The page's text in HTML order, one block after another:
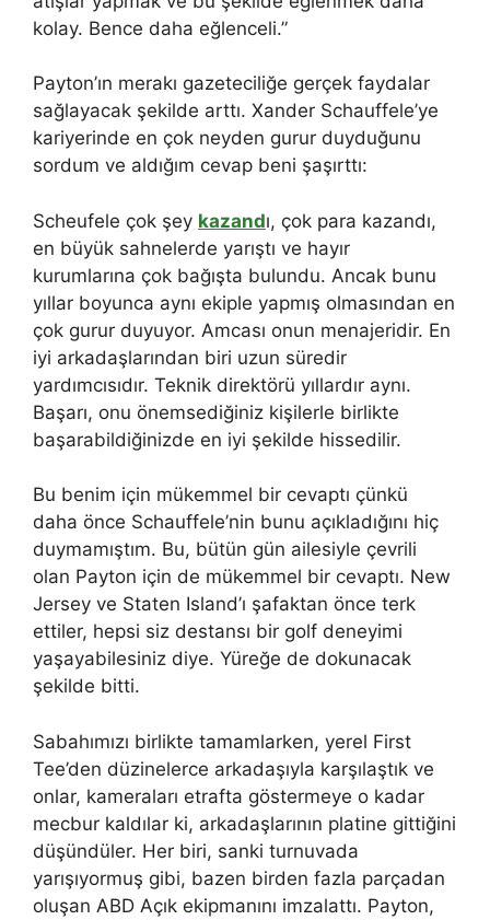
kolay. Bence daha eğlenceli.”
Payton’ın merakı gazeteciliğe gerçek faydalar
sağlayacak şekilde arttı. Xander Schauffele’ye
kariyerinde en çok neyden gurur duyduğunu
sordum ve aldığım cevap beni şaşırttı:
Scheufele çok şey kazandı, çok para kazandı,
en büyük sahnelerde yarıştı ve hayır
kurumlarına çok bağışta bulundu. Ancak bunu
yıllar boyunca aynı ekiple yapmış olmasından en
çok gurur duyuyor. Amcası onun menajeridir. En
iyi arkadaşlarından biri uzun süredir
yardımcısıdır. Teknik direktörü yıllardır aynı.
Başarı, onu önemsediğiniz kişilerle birlikte
başarabildiğinizde en iyi şekilde hissedilir.
Bu benim için mükemmel bir cevaptı çünkü
daha önce Schauffele’nin bunu açıkladığını hiç
duymamıştım. Bu, bütün gün ailesiyle çevrili
olan Payton için de mükemmel bir cevaptı. New
Jersey ve Staten Island’ı şafaktan önce terk
ettiler, hepsi siz destansı bir golf deneyimi
yaşayabilesiniz diye. Yüreğe de dokunacak
şekilde bitti.
Sabahımızı birlikte tamamlarken, yerel First
Tee’den düzinelerce arkadaşıyla karşılaştık ve
onlar, kameraları etrafta göstermeye o kadar
mecbur kaldılar ki, arkadaşlarının platine gittiğini
düşündüler. Her biri, sanki turnuvada
yarışıyormuş gibi, bazen birden fazla parçadan
oluşan ABD Açık ekipmanını imzalattı. Payton,